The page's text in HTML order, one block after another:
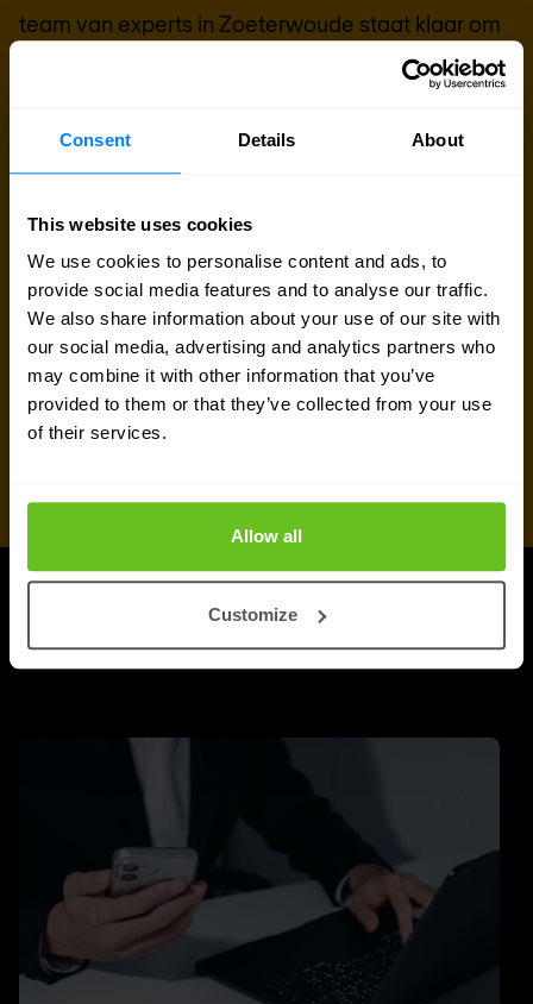
Consent Details About
This website uses cookies
We use cookies to personalise content and ads, to
provide social media features and to analyse our traffic.
We also share information about your use of our site with
our social media, advertising and analytics partners who
may combine it with other information that you’ve
provided to them or that they’ve collected from your use
of their services.
Allow all
Customize
team van experts in Zoeterwoude staat klaar om
Contact met expert
Offerte aanvragen
Meer updates